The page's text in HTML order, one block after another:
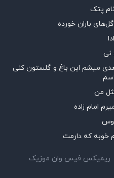
پتک
باران خورده
نی
میشم این باغ و گلستون کنی
من
امام زاده
خوبه که دارمت
ریمیکس فیس وان موزیک